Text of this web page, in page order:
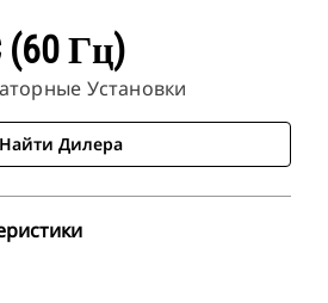
(60 Гц)
Установки
Найти Дилера